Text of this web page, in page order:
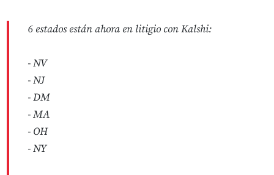
6 estados están ahora en litigio con Kalshi:
- NV
- NJ
- DM
- MA
- OH
- NY